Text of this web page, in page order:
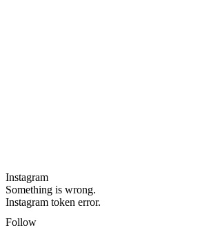
Instagram
Something is wrong.
Instagram token error.
Follow